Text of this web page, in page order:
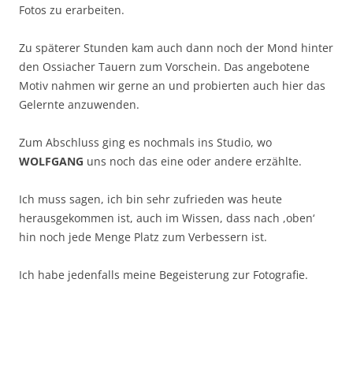
Fotos zu erarbeiten.
Zu späterer Stunden kam auch dann noch der Mond hinter
den Ossiacher Tauern zum Vorschein. Das angebotene
Motiv nahmen wir gerne an und probierten auch hier das
Gelernte anzuwenden.
Zum Abschluss ging es nochmals ins Studio, wo
WOLFGANG uns noch das eine oder andere erzählte.
Ich muss sagen, ich bin sehr zufrieden was heute
herausgekommen ist, auch im Wissen, dass nach ,oben‘
hin noch jede Menge Platz zum Verbessern ist.
Ich habe jedenfalls meine Begeisterung zur Fotografie.